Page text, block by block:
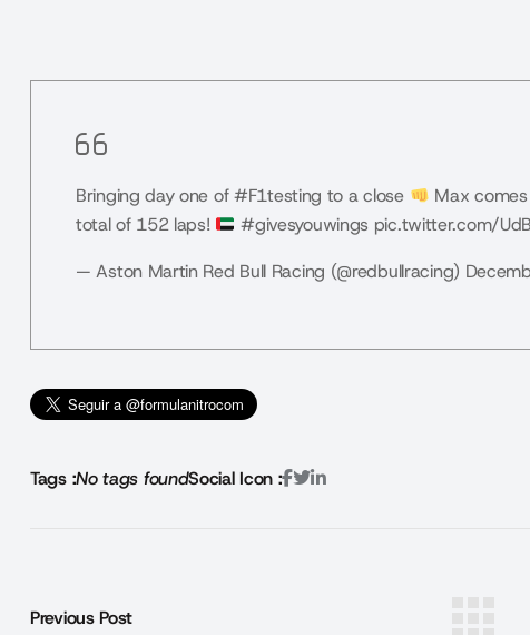
Bringing day one of#F1testing to a close
Max
total of 152 laps!
#givesyouwings pic.twitter.com/
— Aston Martin Red Bull Racing (@redbullracing)
Tags :No tags foundSocial Icon :
Previous Post